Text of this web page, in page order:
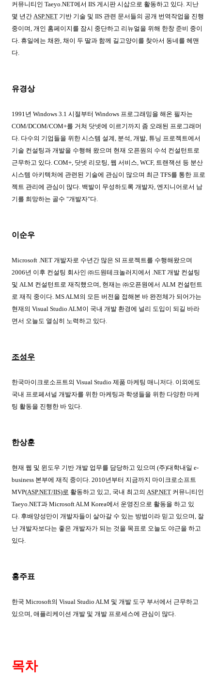
커뮤니티인 Taeyo.NET에서 IIS 게시판 시삽으로 활동하고 있다. 지난
몇 년간 ASP.NET 기반 기술 및 IIS 관련 문서들의 공개 번역작업을 진행
중이며, 개인 홈페이지를 잠시 중단하고 리뉴얼을 위해 한창 준비 중이
다. 휴일에는 채완, 채이 두 딸과 함께 길고양이를 찾아서 동네를 헤맨
다.
유경상
1991년 Windows 3.1 시절부터 Windows 프로그래밍을 해온 필자는
COM/DCOM/COM+를 거쳐 닷넷에 이르기까지 좀 오래된 프로그래머
다. 다수의 기업들을 위한 시스템 설계, 분석, 개발, 튜닝 프로젝트에서
기술 컨설팅과 개발을 수행해 왔으며 현재 오픈원의 수석 컨설턴트로
근무하고 있다. COM+, 닷넷 리모팅, 웹 서비스, WCF, 트랜잭션 등 분산
시스템 아키텍처에 관련된 기술에 관심이 많으며 최근 TFS를 통한 프로
젝트 관리에 관심이 많다. 백발이 무성하도록 개발자, 엔지니어로서 남
기를 희망하는 골수 "개발자"다.
이순우
Microsoft .NET 개발자로 수년간 많은 SI 프로젝트를 수행해왔으며
2006년 이후 컨설팅 회사인 ㈜드원테크놀러지에서 .NET 개발 컨설팅
및 ALM 컨설턴트로 재직했으며, 현재는 ㈜오픈원에서 ALM 컨설턴트
로 재직 중이다. MS ALM의 모든 버전을 접해본 바 완전체가 되어가는
현재의 Visual Studio ALM이 국내 개발 환경에 널리 도입이 되길 바라
면서 오늘도 열심히 노력하고 있다.
조성우
한국마이크로소프트의 Visual Studio 제품 마케팅 매니저다. 이외에도
국내 프로페셔널 개발자를 위한 마케팅과 학생들을 위한 다양한 마케
팅 활동을 진행한 바 있다.
한상훈
현재 웹 및 윈도우 기반 개발 업무를 담당하고 있으며 (주)대학내일 e-
business 본부에 재직 중이다. 2010년부터 지금까지 마이크로소프트
MVP(ASP.NET/IIS)로 활동하고 있고, 국내 최고의 ASP.NET 커뮤니티인
Taeyo.NET과 Microsoft ALM Korea에서 운영진으로 활동을 하고 있
다. 후배양성만이 개발자들이 살아갈 수 있는 방법이라 믿고 있으며, 잘
난 개발자보다는 좋은 개발자가 되는 것을 목표로 오늘도 야근을 하고
있다.
홍주표
한국 Microsoft의 Visual Studio ALM 및 개발 도구 부서에서 근무하고
있으며, 애플리케이션 개발 및 개발 프로세스에 관심이 많다.
목차